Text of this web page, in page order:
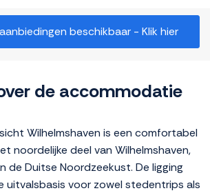
beschikbaar - Klik hier
de accommodatie
Wilhelmshaven is een comfortabel
noordelijke deel van Wilhelmshaven,
de Duitse Noordzeekust. De ligging
uitvalsbasis voor zowel stedentrips als